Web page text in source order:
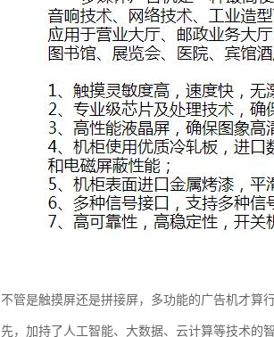
不管是触摸屏还是拼接屏，多功能的广告机才算
先，加持了人工智能、大数据、云计算等技术的